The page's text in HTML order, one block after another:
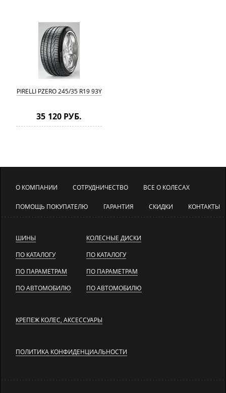
PIRELLI PZERO 245/35 R19 93Y
35 120 РУБ.
О КОМПАНИИ СОТРУДНИЧЕСТВО ВСЕ О КОЛЕСАХ
ПОМОЩЬ ПОКУПАТЕЛЮ ГАРАНТИЯ СКИДКИ КОНТАКТЫ
ШИНЫ
ПО КАТАЛОГУ
ПО ПАРАМЕТРАМ
ПО АВТОМОБИЛЮ
КОЛЕСНЫЕ ДИСКИ
ПО КАТАЛОГУ
ПО ПАРАМЕТРАМ
ПО АВТОМОБИЛЮ
КРЕПЕЖ КОЛЕС, АКСЕССУАРЫ
ПОЛИТИКА КОНФИДЕНЦИАЛЬНОСТИ